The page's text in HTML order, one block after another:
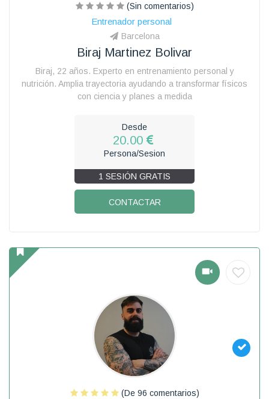
(Sin comentarios)
Entrenador personal
Barcelona
Biraj Martinez Bolivar
Biraj, 22 años. Experto en entrenamiento personal y
nutrición. Amplia trayectoria ayudando a transformar físicos
con ciencia y planes a medida
Desde
20.00
Persona/Sesion
1 SESIÓN GRATIS
CONTACTAR
(De 96 comentarios)